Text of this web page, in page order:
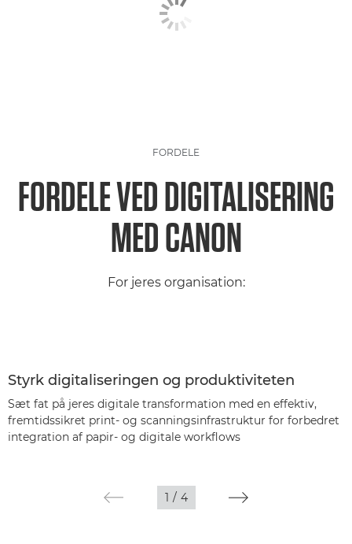
FORDELE
FORDELE VED DIGITALISERING
MED CANON
For jeres organisation:
Styrk digitaliseringen og produktiviteten
Sæt fat på jeres digitale transformation med en effektiv,
fremtidssikret print- og scanningsinfrastruktur for forbedret
integration af papir- og digitale workflows
1 / 4